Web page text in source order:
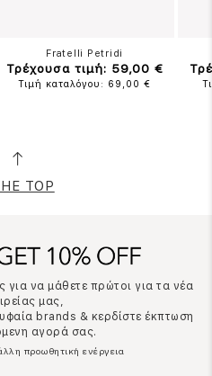
Fratelli Petridi
Τρέχουσα τιμή: 59,00 €
Τιμή καταλόγου: 69,00 €
TOP
να μάθετε πρώτοι για τα νέα
μας,
brands & κερδίστε έκπτωση
αγορά σας.
προωθητική ενέργεια